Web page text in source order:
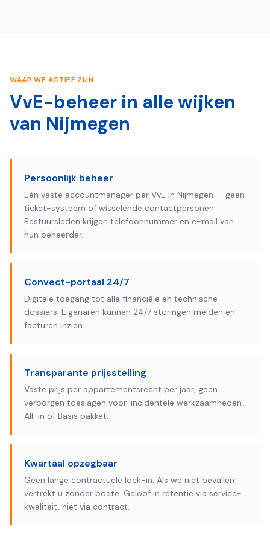
WAAR WE ACTIEF ZIJN
VvE-beheer in alle wijken
van Nijmegen
Persoonlijk beheer
Eén vaste accountmanager per VvE in Nijmegen — geen
ticket-systeem of wisselende contactpersonen.
Bestuursleden krijgen telefoonnummer en e-mail van
hun beheerder.
Convect-portaal 24/7
Digitale toegang tot alle financiële en technische
dossiers. Eigenaren kunnen 24/7 storingen melden en
facturen inzien.
Transparante prijsstelling
Vaste prijs per appartementsrecht per jaar, geen
verborgen toeslagen voor 'incidentele werkzaamheden'.
All-in of Basis pakket.
Kwartaal opzegbaar
Geen lange contractuele lock-in. Als we niet bevallen
vertrekt u zonder boete. Geloof in retentie via service-
kwaliteit, niet via contract.